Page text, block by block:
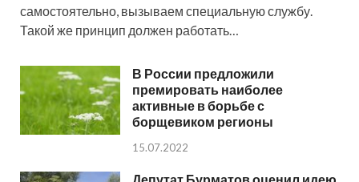
самостоятельно, вызываем специальную службу.
Такой же принцип должен работать…
В России предложили
премировать наиболее
активные в борьбе с
борщевиком регионы
15.07.2022